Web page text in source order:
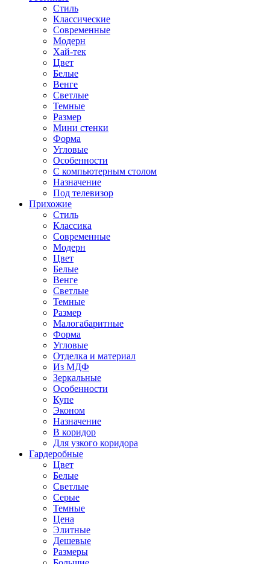
Стиль
Классические
Современные
Модерн
Хай-тек
Цвет
Белые
Венге
Светлые
Темные
Размер
Мини стенки
Форма
Угловые
Особенности
С компьютерным столом
Назначение
Под телевизор
Прихожие
Стиль
Классика
Современные
Модерн
Цвет
Белые
Венге
Светлые
Темные
Размер
Малогабаритные
Форма
Угловые
Отделка и материал
Из МДФ
Зеркальные
Особенности
Купе
Эконом
Назначение
В коридор
Для узкого коридора
Гардеробные
Цвет
Белые
Светлые
Серые
Темные
Цена
Элитные
Дешевые
Размеры